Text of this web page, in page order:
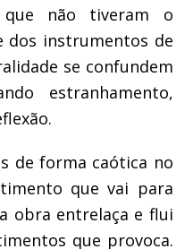
que não tiveram o
dos instrumentos de
se confundem
estranhamento,
de forma caótica no
que vai para
obra entrelaça e flui
que provoca.